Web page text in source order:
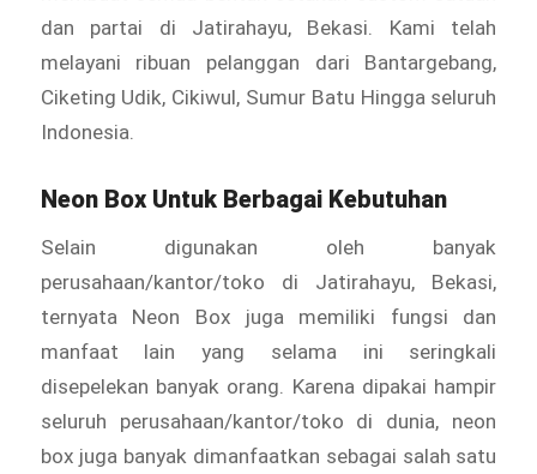
dan partai di Jatirahayu, Bekasi. Kami telah
melayani ribuan pelanggan dari Bantargebang,
Ciketing Udik, Cikiwul, Sumur Batu Hingga seluruh
Indonesia.
Neon Box Untuk Berbagai Kebutuhan
Selain digunakan oleh banyak
perusahaan/kantor/toko di Jatirahayu, Bekasi,
ternyata Neon Box juga memiliki fungsi dan
manfaat lain yang selama ini seringkali
disepelekan banyak orang. Karena dipakai hampir
seluruh perusahaan/kantor/toko di dunia, neon
box juga banyak dimanfaatkan sebagai salah satu